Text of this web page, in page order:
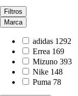
Filtros
Marca
adidas 1292
Errea 169
Mizuno 393
Nike 148
Puma 78